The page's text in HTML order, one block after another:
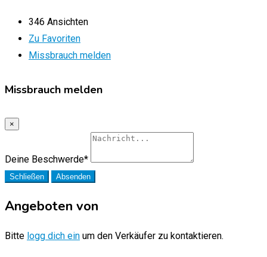
346 Ansichten
Zu Favoriten
Missbrauch melden
Missbrauch melden
×
Deine Beschwerde*
Schließen Absenden
Angeboten von
Bitte logg dich ein um den Verkäufer zu kontaktieren.